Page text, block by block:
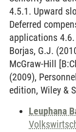
4.5.1. Upward
Deferred
applications 4.6.
Borjas, G.J.
McGraw-Hill
(2009),
edition, Wiley &
Leuphana